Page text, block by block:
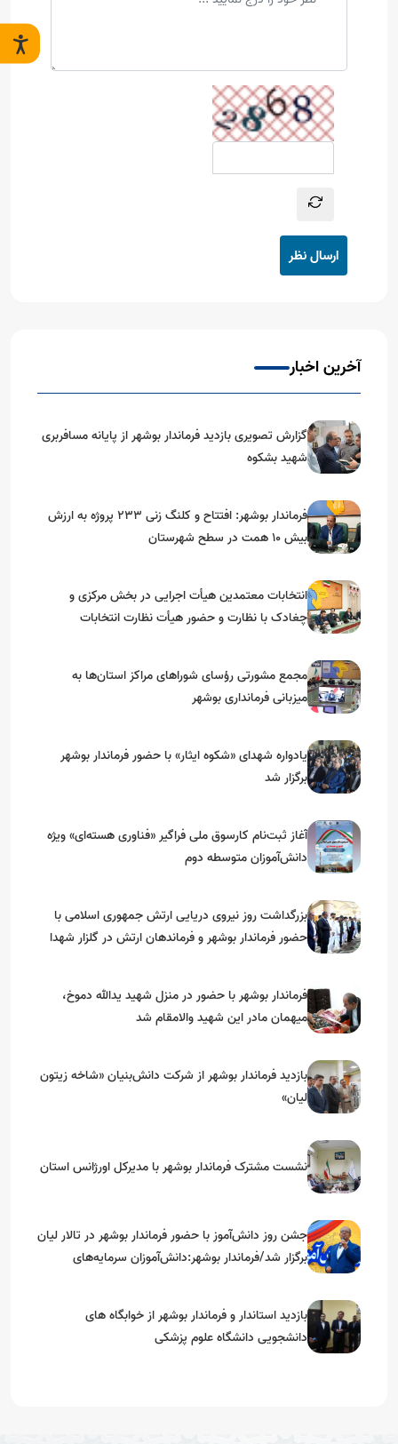
ارسال نظر
آخرین اخبار
گزارش تصویری بازدید فرماندار بوشهر از پایانه مسافربری
شهید بشکوه
فرماندار بوشهر: افتتاح و کلنگ زنی ۲۳۳ پروژه به ارزش
بیش ۱۰ همت در سطح شهرستان
انتخابات معتمدین هیأت اجرایی در بخش مرکزی و
چغادک با نظارت و حضور هیأت نظارت انتخابات
مجمع مشورتی رؤسای شوراهای مراکز استان‌ها به
میزبانی فرمانداری بوشهر
یادواره شهدای «شکوه ایثار» با حضور فرماندار بوشهر
برگزار شد
آغاز ثبت‌نام کارسوق ملی فراگیر «فناوری هسته‌ای» ویژه
دانش‌آموزان متوسطه دوم
بزرگداشت روز نیروی دریایی ارتش جمهوری اسلامی با
حضور فرماندار بوشهر و فرماندهان ارتش در گلزار شهدا
فرماندار بوشهر با حضور در منزل شهید یدالله دموخ،
میهمان مادر این شهید والامقام شد
بازدید فرماندار بوشهر از شرکت دانش‌بنیان «شاخه زیتون
لیان»
نشست مشترک فرماندار بوشهر با مدیرکل اورژانس استان
جشن روز دانش‌آموز با حضور فرماندار بوشهر در تالار لیان
برگزار شد/فرماندار بوشهر:دانش‌آموزان سرمایه‌های
بازدید استاندار و فرماندار بوشهر از خوابگاه های
دانشجویی دانشگاه علوم پزشکی